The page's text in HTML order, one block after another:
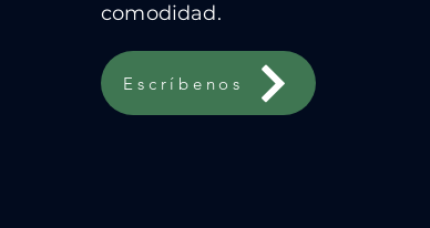
comodidad.
Escríbenos